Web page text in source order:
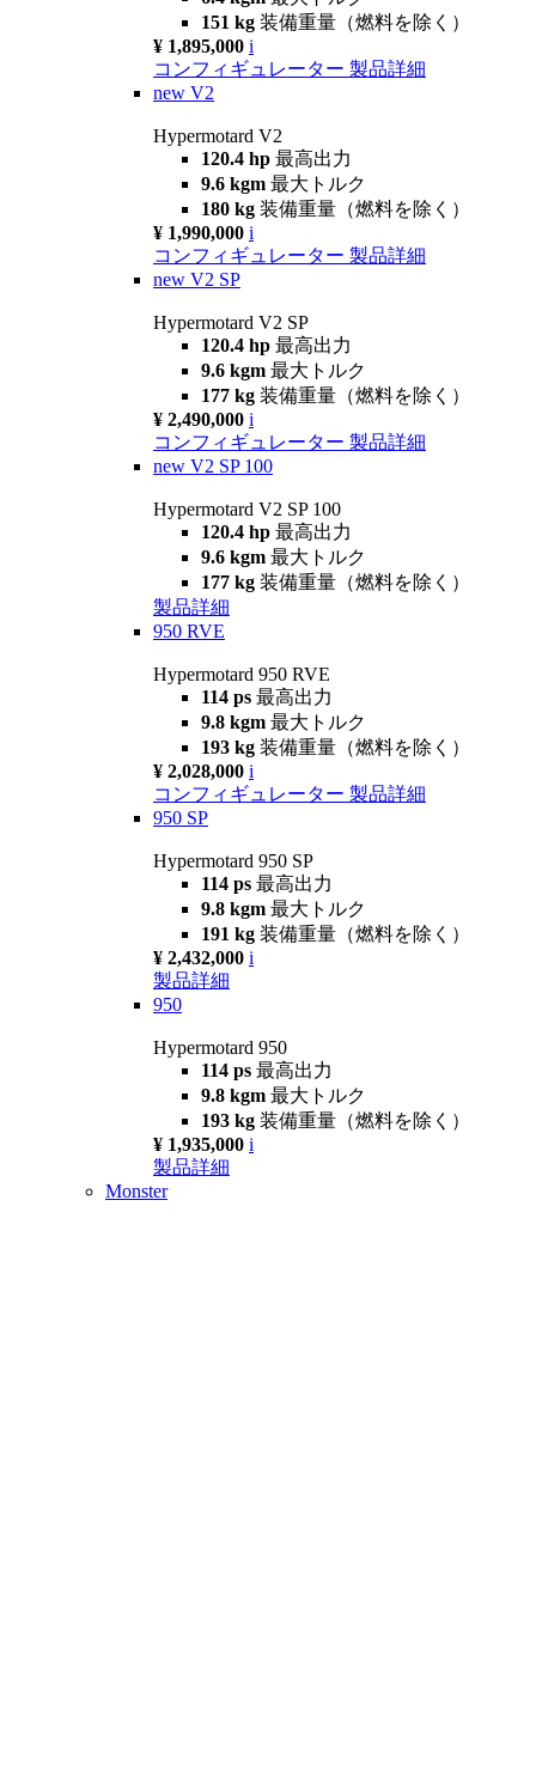
151 kg 装備重量（燃料を除く）
¥ 1,895,000 i
コンフィギュレーター 製品詳細
new V2
Hypermotard V2
120.4 hp 最高出力
9.6 kgm 最大トルク
180 kg 装備重量（燃料を除く）
¥ 1,990,000 i
コンフィギュレーター 製品詳細
new V2 SP
Hypermotard V2 SP
120.4 hp 最高出力
9.6 kgm 最大トルク
177 kg 装備重量（燃料を除く）
¥ 2,490,000 i
コンフィギュレーター 製品詳細
new V2 SP 100
Hypermotard V2 SP 100
120.4 hp 最高出力
9.6 kgm 最大トルク
177 kg 装備重量（燃料を除く）
製品詳細
950 RVE
Hypermotard 950 RVE
114 ps 最高出力
9.8 kgm 最大トルク
193 kg 装備重量（燃料を除く）
¥ 2,028,000 i
コンフィギュレーター 製品詳細
950 SP
Hypermotard 950 SP
114 ps 最高出力
9.8 kgm 最大トルク
191 kg 装備重量（燃料を除く）
¥ 2,432,000 i
製品詳細
950
Hypermotard 950
114 ps 最高出力
9.8 kgm 最大トルク
193 kg 装備重量（燃料を除く）
¥ 1,935,000 i
製品詳細
Monster